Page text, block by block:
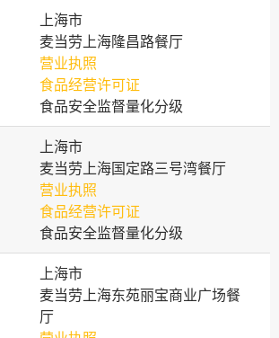
上海市
麦当劳上海隆昌路餐厅
营业执照
食品经营许可证
食品安全监督量化分级
上海市
麦当劳上海国定路三号湾餐厅
营业执照
食品经营许可证
食品安全监督量化分级
上海市
麦当劳上海东苑丽宝商业广场餐
厅